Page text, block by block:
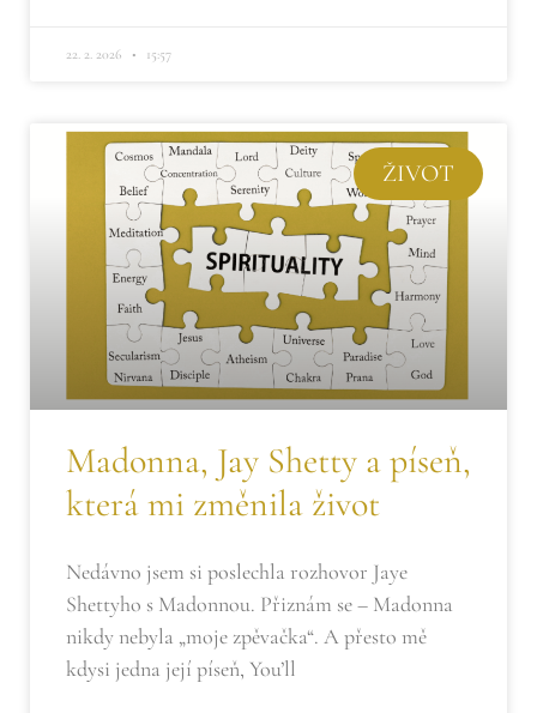
22. 2. 2026 15:57
ŽIVOT
Madonna, Jay Shetty a píseň,
která mi změnila život
Nedávno jsem si poslechla rozhovor Jaye
Shettyho s Madonnou. Přiznám se – Madonna
nikdy nebyla „moje zpěvačka“. A přesto mě
kdysi jedna její píseň, You’ll